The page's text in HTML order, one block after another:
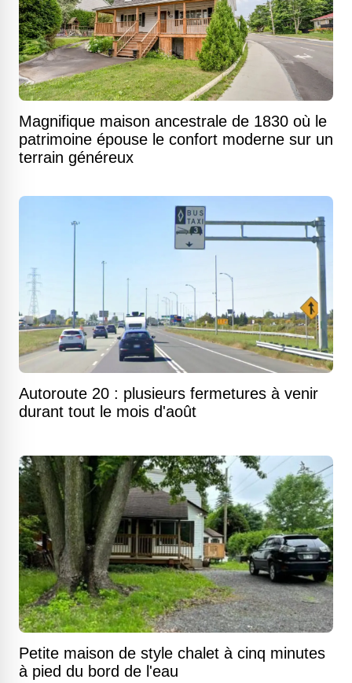
Magnifique maison ancestrale de 1830 où le
patrimoine épouse le confort moderne sur un
terrain généreux
Autoroute 20 : plusieurs fermetures à venir
durant tout le mois d'août
Petite maison de style chalet à cinq minutes
à pied du bord de l'eau